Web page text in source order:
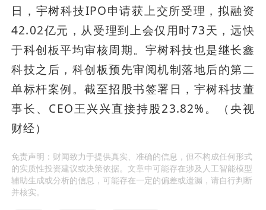
日，宇树科技IPO申请获上交所受理，拟融资
42.02亿元，从受理到上会仅用时73天，远快
于科创板平均审核周期。宇树科技也是继长鑫
科技之后，科创板预先审阅机制落地后的第二
单标杆案例。截至招股书签署日，宇树科技董
事长、CEO王兴兴直接持股23.82%。（央视
财经）
免责声明：财闻致力于提供真实、准确的信息，但不构成任何形式
的实质性投资建议或决策依据。文章中可能存在涉及人工智能模型
辅助生成或分析的信息，可能存在一定的偏差或遗漏，请自行判断
并核实。